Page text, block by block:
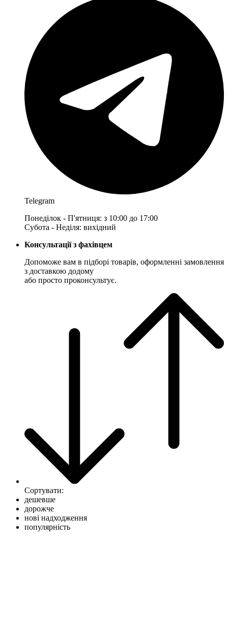
Telegram
Понеділок - П'ятниця: з 10:00 до 17:00
Субота - Неділя: вихідний
Консультації з фахівцем
Допоможе вам в підборі товарів, оформленні замовлення
з доставкою додому
або просто проконсультує.
Сортувати:
дешевше
дорожче
нові надходження
популярність